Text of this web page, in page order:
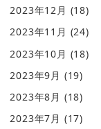
2023年12月 (18)
2023年11月 (24)
2023年10月 (18)
2023年9月 (19)
2023年8月 (18)
2023年7月 (17)